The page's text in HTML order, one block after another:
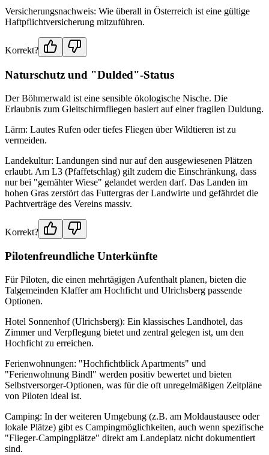
Versicherungsnachweis: Wie überall in Österreich ist eine gültige
Haftpflichtversicherung mitzuführen.
Korrekt?
Naturschutz und "Dulded"-Status
Der Böhmerwald ist eine sensible ökologische Nische. Die
Erlaubnis zum Gleitschirmfliegen basiert auf einer fragilen Duldung.
Lärm: Lautes Rufen oder tiefes Fliegen über Wildtieren ist zu
vermeiden.
Landekultur: Landungen sind nur auf den ausgewiesenen Plätzen
erlaubt. Am L3 (Pfaffetschlag) gilt zudem die Einschränkung, dass
nur bei "gemähter Wiese" gelandet werden darf. Das Landen im
hohen Gras zerstört das Futtergras der Landwirte und gefährdet die
Pachtverträge des Vereins massiv.
Korrekt?
Pilotenfreundliche Unterkünfte
Für Piloten, die einen mehrtägigen Aufenthalt planen, bieten die
Talgemeinden Klaffer am Hochficht und Ulrichsberg passende
Optionen.
Hotel Sonnenhof (Ulrichsberg): Ein klassisches Landhotel, das
Zimmer und Verpflegung bietet und zentral gelegen ist, um den
Hochficht zu erreichen.
Ferienwohnungen: "Hochfichtblick Apartments" und
"Ferienwohnung Bindl" werden positiv bewertet und bieten
Selbstversorger-Optionen, was für die oft unregelmäßigen Zeitpläne
von Piloten ideal ist.
Camping: In der weiteren Umgebung (z.B. am Moldaustausee oder
lokale Plätze) gibt es Campingmöglichkeiten, auch wenn spezifische
"Flieger-Campingplätze" direkt am Landeplatz nicht dokumentiert
sind.